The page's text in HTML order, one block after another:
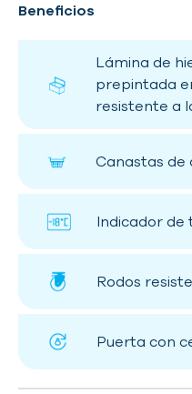
Beneficios
Lámina de
prepintada
resistente a
Canastas de
Indicador
Rodos
Puerta con